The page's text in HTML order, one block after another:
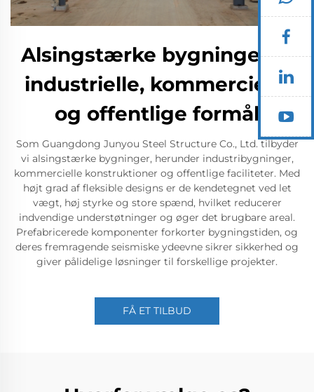
Alsingstærke bygninger til
industrielle, kommercielle
og offentlige formål
Som Guangdong Junyou Steel Structure Co., Ltd. tilbyder
vi alsingstærke bygninger, herunder industribygninger,
kommercielle konstruktioner og offentlige faciliteter. Med
højt grad af fleksible designs er de kendetegnet ved let
vægt, høj styrke og store spænd, hvilket reducerer
indvendige understøtninger og øger det brugbare areal.
Prefabricerede komponenter forkorter bygningstiden, og
deres fremragende seismiske ydeevne sikrer sikkerhed og
giver pålidelige løsninger til forskellige projekter.
FÅ ET TILBUD